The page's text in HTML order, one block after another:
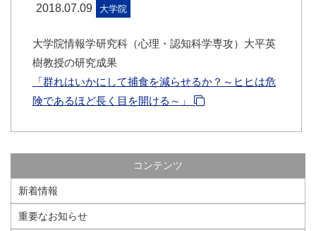
2018.07.09 大学院
大学院情報学研究科（心理・認知科学専攻）大平英
樹教授の研究成果
「群れはいかにして捕食を減らせるか？～ヒヒは危
険であるほど長く目を開ける～」
コンテンツ
新着情報
重要なお知らせ